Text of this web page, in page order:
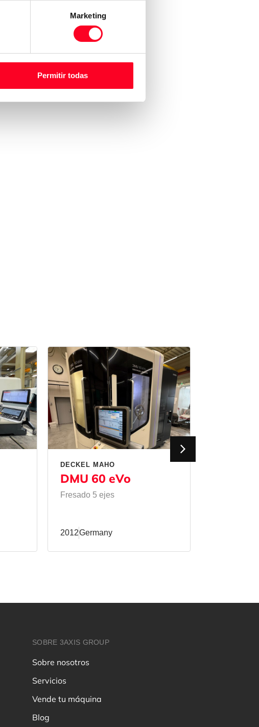
Marketing
Permitir todas
DECKEL MAHO
DMU 60 eVo
Fresado 5 ejes
2012Germany
SOBRE 3AXIS GROUP
Sobre nosotros
Servicios
Vende tu máquina
Blog